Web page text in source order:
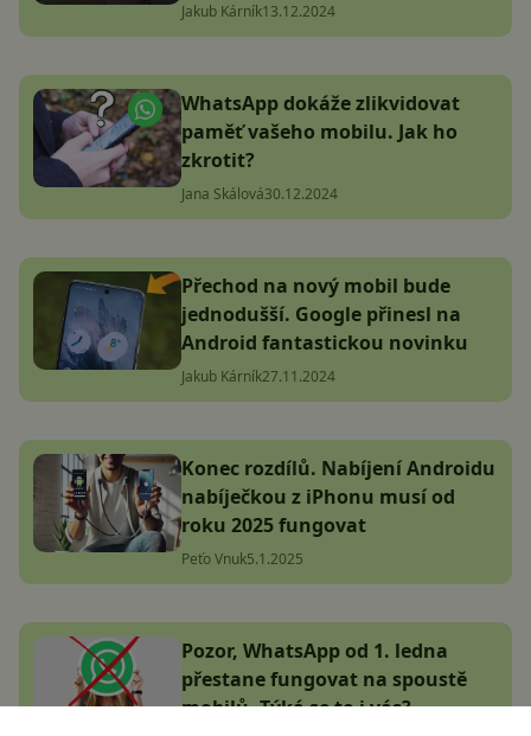
Jakub Kárník13.12.2024
WhatsApp dokáže zlikvidovat
paměť vašeho mobilu. Jak ho
zkrotit?
Jana Skálová30.12.2024
Přechod na nový mobil bude
jednodušší. Google přinesl na
Android fantastickou novinku
Jakub Kárník27.11.2024
Konec rozdílů. Nabíjení Androidu
nabíječkou z iPhonu musí od
roku 2025 fungovat
Peťo Vnuk5.1.2025
Pozor, WhatsApp od 1. ledna
přestane fungovat na spoustě
mobilů. Týká se to i vás?